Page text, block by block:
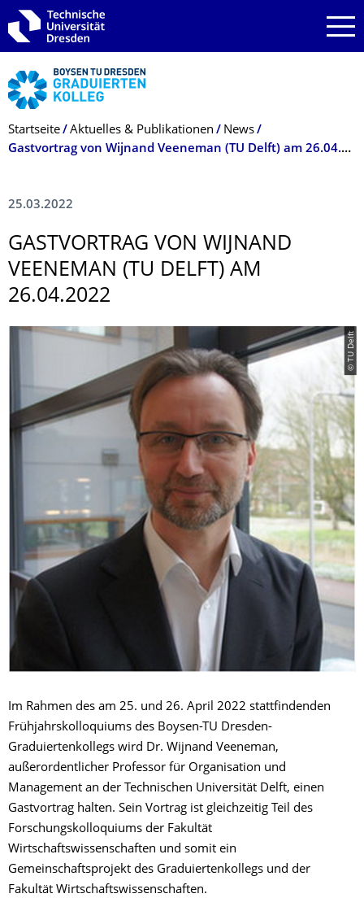
Zur Hauptnavigation springen
Zur Suche springen
Zum Inhalt springen
Breadcrumb-Menü
Startseite Aktuelles & Publikationen
News
Gastvortrag von Wijnand Veeneman (TU Delft) am 26.04.2022
25.03.2022
GASTVORTRAG VON WIJNAND
VEENEMAN (TU DELFT) AM
26.04.2022
© TU Delft
Im Rahmen des am 25. und 26. April 2022 stattfindenden
Frühjahrskolloquiums des Boysen-TU Dresden-
Graduiertenkollegs wird Dr. Wijnand Veeneman,
außerordentlicher Professor für Organisation und
Management an der Technischen Universität Delft, einen
Gastvortrag halten. Sein Vortrag ist gleichzeitig Teil des
Forschungskolloquiums der Fakultät
Wirtschaftswissenschaften und somit ein
Gemeinschaftsprojekt des Graduiertenkollegs und der
Fakultät Wirtschaftswissenschaften.